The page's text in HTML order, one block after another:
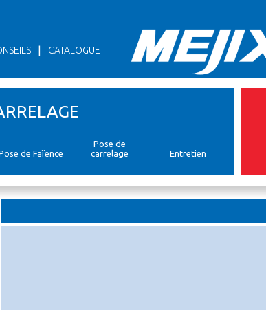
| CATALOGUE
de Faïence
Pose de
carrelage
Entretien